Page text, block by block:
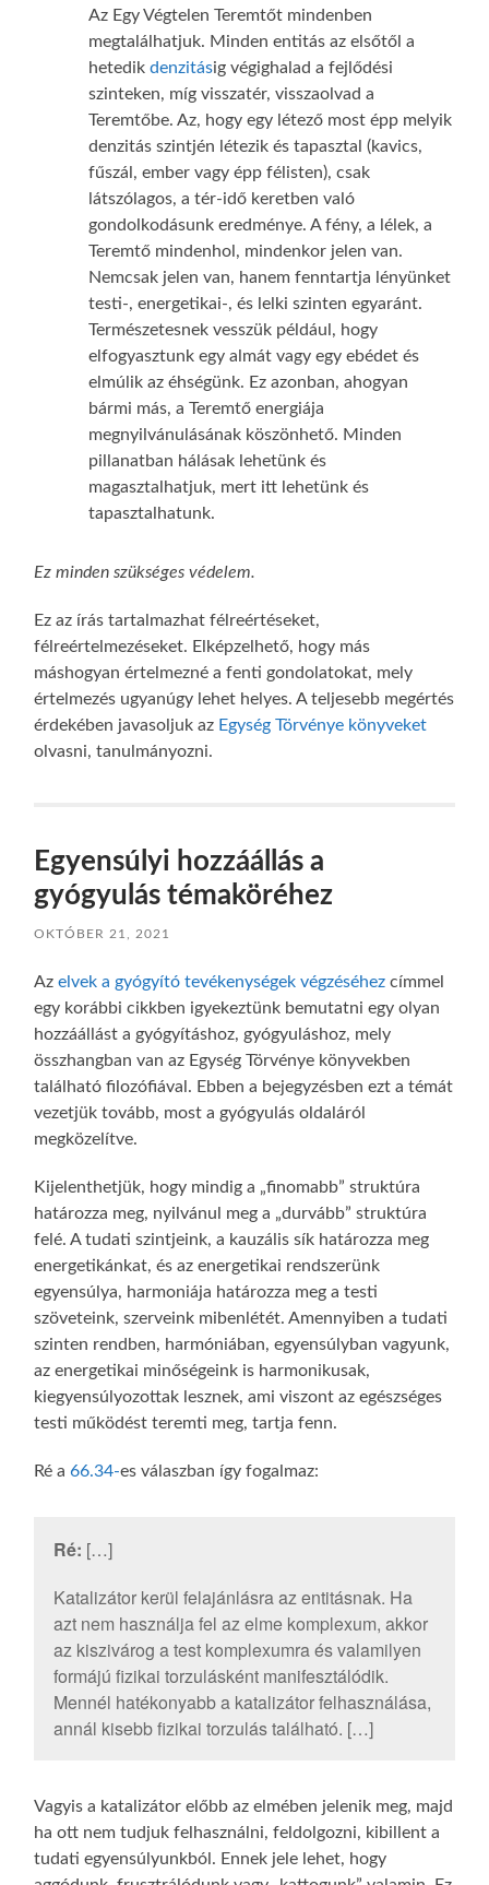
Az Egy Végtelen Teremtőt mindenben
megtalálhatjuk. Minden entitás az elsőtől a
hetedikdenzitásig végighalad a fejlődési
szinteken, míg visszatér, visszaolvad a
Teremtőbe. Az, hogy egy létező most épp melyik
denzitás szintjén létezik és tapasztal (kavics,
fűszál, ember vagy épp félisten), csak
látszólagos, a tér-idő keretben való
gondolkodásunk eredménye. A fény, a lélek, a
Teremtő mindenhol, mindenkor jelen van.
Nemcsak jelen van, hanem fenntartja lényünket
testi-, energetikai-, és lelki szinten egyaránt.
Természetesnek vesszük például, hogy
elfogyasztunk egy almát vagy egy ebédet és
elmúlik az éhségünk. Ez azonban, ahogyan
bármi más, a Teremtő energiája
megnyilvánulásának köszönhető. Minden
pillanatban hálásak lehetünk és
magasztalhatjuk, mert itt lehetünk és
tapasztalhatunk.
Ez minden szükséges védelem.
Ez az írás tartalmazhat félreértéseket,
félreértelmezéseket. Elképzelhető, hogy más
máshogyan értelmezné a fenti gondolatokat, mely
értelmezés ugyanúgy lehet helyes. A teljesebb megértés
érdekében javasoljuk az Egység Törvénye könyveket
olvasni, tanulmányozni.
Egyensúlyi hozzáállás a
gyógyulás témaköréhez
OKTÓBER 21, 2021
Azelvek a gyógyító tevékenységek végzéséhez címmel
egy korábbi cikkben igyekeztünk bemutatni egy olyan
hozzáállást a gyógyításhoz, gyógyuláshoz, mely
összhangban van az Egység Törvénye könyvekben
található filozófiával. Ebben a bejegyzésben ezt a témát
vezetjük tovább, most a gyógyulás oldaláról
megközelítve.
Kijelenthetjük, hogy mindig a „finomabb” struktúra
határozza meg, nyilvánul meg a „durvább” struktúra
felé. A tudati szintjeink, a kauzális sík határozza meg
energetikánkat, és az energetikai rendszerünk
egyensúlya, harmoniája határozza meg a testi
szöveteink, szerveink mibenlétét. Amennyiben a tudati
szinten rendben, harmóniában, egyensúlyban vagyunk,
az energetikai minőségeink is harmonikusak,
kiegyensúlyozottak lesznek, ami viszont az egészséges
testi működést teremti meg, tartja fenn.
Ré a66.34-es válaszban így fogalmaz:
Ré: […]
Katalizátor kerül felajánlásra az entitásnak. Ha
azt nem használja fel az elme komplexum, akkor
az kiszivárog a test komplexumra és valamilyen
formájú fizikai torzulásként manifesztálódik.
Mennél hatékonyabb a katalizátor felhasználása,
annál kisebb fizikai torzulás található. […]
Vagyis a katalizátor előbb az elmében jelenik meg, majd
ha ott nem tudjuk felhasználni, feldolgozni, kibillent a
tudati egyensúlyunkból. Ennek jele lehet, hogy